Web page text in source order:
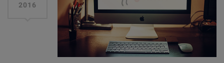
2016